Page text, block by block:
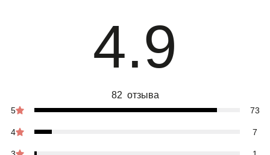
4.9
82 отзыва
5 73
4 7